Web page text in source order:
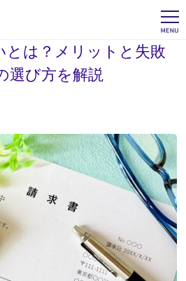
とは？メリットと失敗
選び方を解説